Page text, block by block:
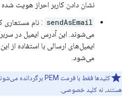
نشان دادن کاربر احراز هویت شده
sendAsEmail : نام مستعاری
می‌شوند. این آدرس ایمیل در
ایمیل‌های ارسالی با استفاده از
می‌شود.
هستند، نه کلید خصوصی.